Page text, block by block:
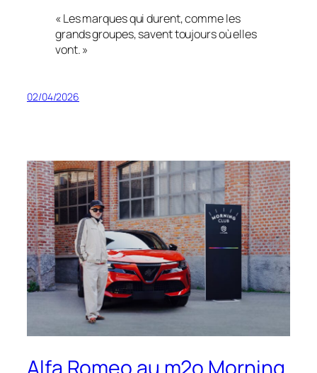
« Les marques qui durent, comme les
grands groupes, savent toujours où elles
vont. »
02/04/2026